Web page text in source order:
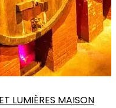
LUMIÈRES MAISON